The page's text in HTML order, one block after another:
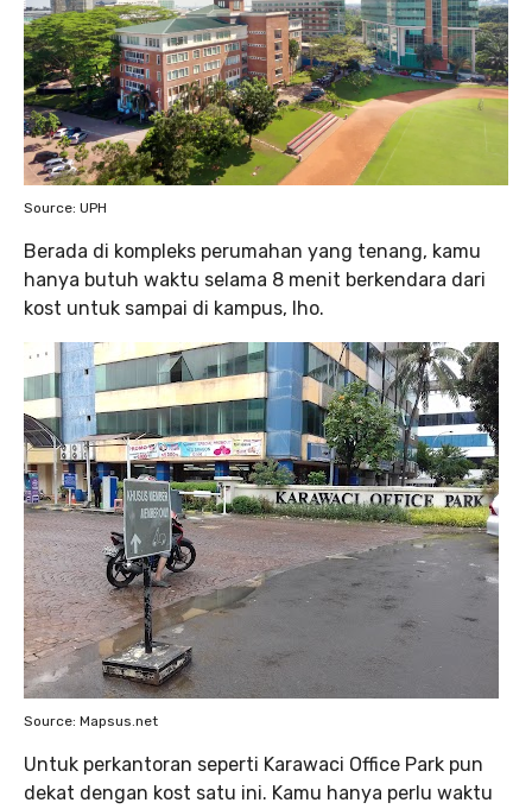
Source: UPH
Berada di kompleks perumahan yang tenang, kamu
hanya butuh waktu selama 8 menit berkendara dari
kost untuk sampai di kampus, lho.
Source: Mapsus.net
Untuk perkantoran seperti Karawaci Office Park pun
dekat dengan kost satu ini. Kamu hanya perlu waktu